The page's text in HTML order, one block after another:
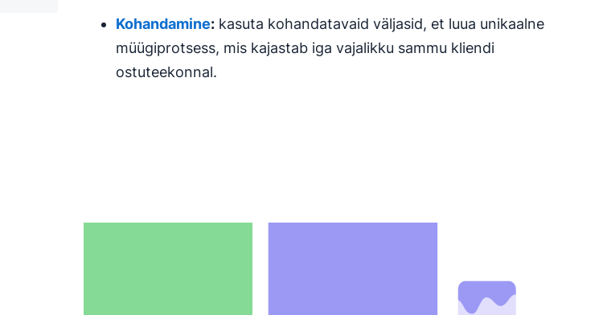
Kohandamine: kasuta kohandatavaid väljasid, et luua unikaalne
müügiprotsess, mis kajastab iga vajalikku sammu kliendi
ostuteekonnal.